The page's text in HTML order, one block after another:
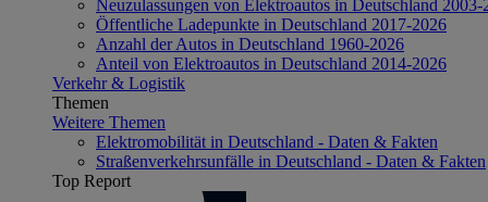
Neuzulassungen von Elektroautos in Deutschland 2003-
Öffentliche Ladepunkte in Deutschland 2017-2026
Anzahl der Autos in Deutschland 1960-2026
Anteil von Elektroautos in Deutschland 2014-2026
Verkehr & Logistik
Themen
Weitere Themen
Elektromobilität in Deutschland - Daten & Fakten
Straßenverkehrsunfälle in Deutschland - Daten & Fakten
Top Report